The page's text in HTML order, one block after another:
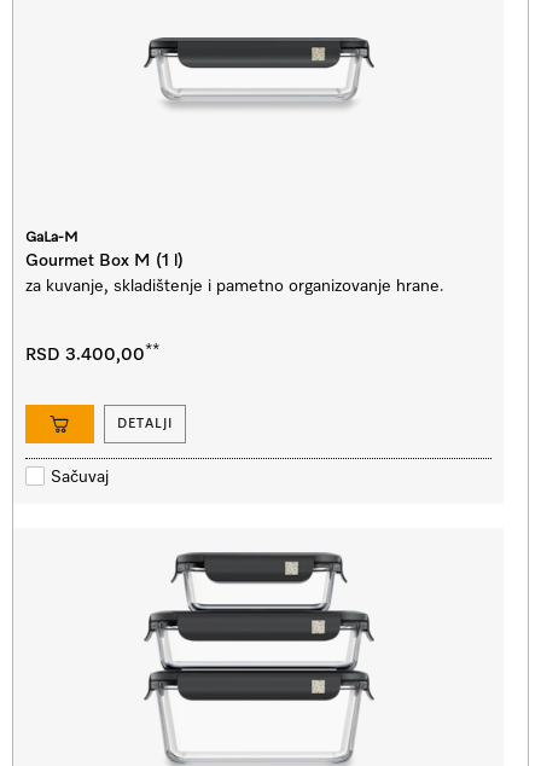
GaLa-M
Gourmet Box M (1 l)
za kuvanje, skladištenje i pametno organizovanje hrane.
RSD 3.400,00**
DETALJI
Sačuvaj